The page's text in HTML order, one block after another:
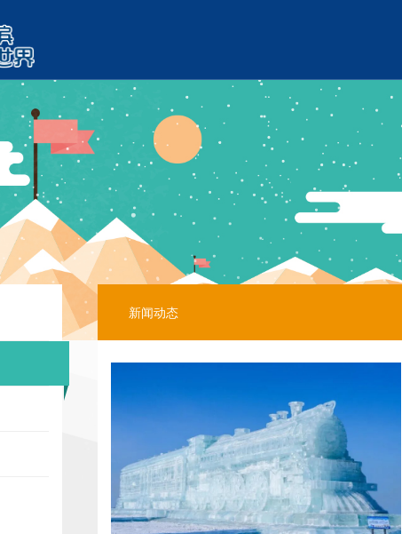
关于冰雪大世界
公司简介
企业荣誉
冰雪景观
冰雪景观
新闻动态